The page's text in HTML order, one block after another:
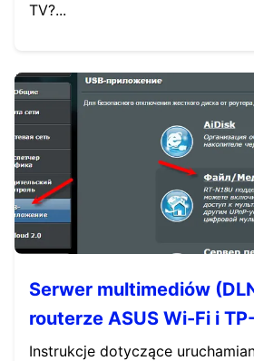
TV?...
Serwer multimediów
routerze ASUS Wi-Fi i
Instrukcje dotyczące